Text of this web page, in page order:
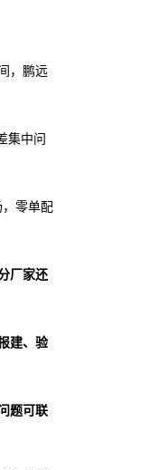
，鹏远
集中问
零单配
厂家还
建、验
题可联